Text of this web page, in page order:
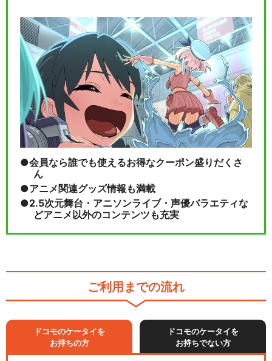
会員なら誰でも使えるお得なクーポン盛りだくさ
ん
アニメ関連グッズ情報も満載
2.5次元舞台・アニソンライブ・声優バラエティな
どアニメ以外のコンテンツも充実
ご利用までの流れ
ドコモのケータイを
お持ちの方
ドコモのケータイを
お持ちでない方